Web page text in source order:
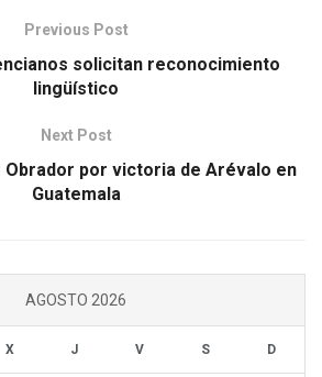
Previous Post
solicitan reconocimiento
lingüístico
Next Post
Obrador por victoria de Arévalo en
Guatemala
AGOSTO 2026
X J V S D